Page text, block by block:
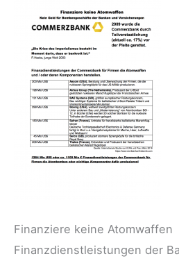
Finanziere keine Atomwaffen
Finanzdienstleistungen der